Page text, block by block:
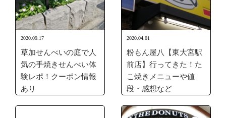
2020.09.17
草加せんべいの庭で人
気の手焼きせんべい体
験レポ！クーポン情報
あり
2020.04.01
粉もん屋八【東大宮駅
前店】行ってきた！た
こ焼きメニューや値
段・感想など